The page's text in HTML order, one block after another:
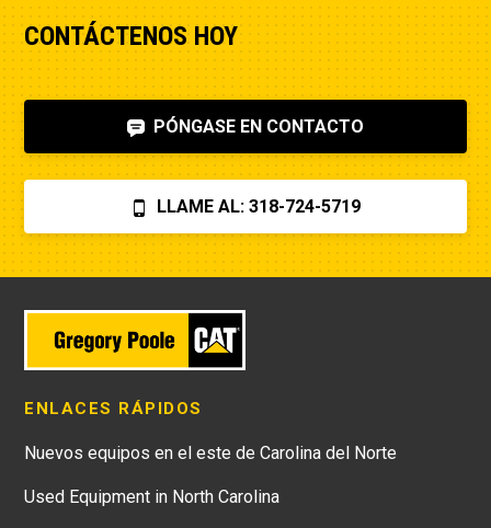
CONTÁCTENOS HOY
PÓNGASE EN CONTACTO
LLAME AL: 318-724-5719
ENLACES RÁPIDOS
Nuevos equipos en el este de Carolina del Norte
Used Equipment in North Carolina